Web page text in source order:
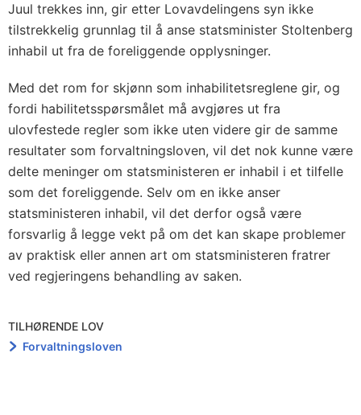
Juul trekkes inn, gir etter Lovavdelingens syn ikke
tilstrekkelig grunnlag til å anse statsminister Stoltenberg
inhabil ut fra de foreliggende opplysninger.
Med det rom for skjønn som inhabilitetsreglene gir, og
fordi habilitetsspørsmålet må avgjøres ut fra
ulovfestede regler som ikke uten videre gir de samme
resultater som forvaltningsloven, vil det nok kunne være
delte meninger om statsministeren er inhabil i et tilfelle
som det foreliggende. Selv om en ikke anser
statsministeren inhabil, vil det derfor også være
forsvarlig å legge vekt på om det kan skape problemer
av praktisk eller annen art om statsministeren fratrer
ved regjeringens behandling av saken.
TILHØRENDE LOV
Forvaltningsloven